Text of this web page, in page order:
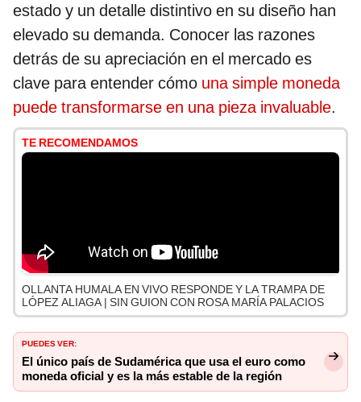
estado y un detalle distintivo en su diseño han
elevado su demanda. Conocer las razones
detrás de su apreciación en el mercado es
clave para entender cómo una simple moneda
puede transformarse en una pieza invaluable.
TE RECOMENDAMOS
OLLANTA HUMALA EN VIVO RESPONDE Y LA TRAMPA DE
LÓPEZ ALIAGA | SIN GUION CON ROSA MARÍA PALACIOS
PUEDES VER:
El único país de Sudamérica que usa el euro como
moneda oficial y es la más estable de la región